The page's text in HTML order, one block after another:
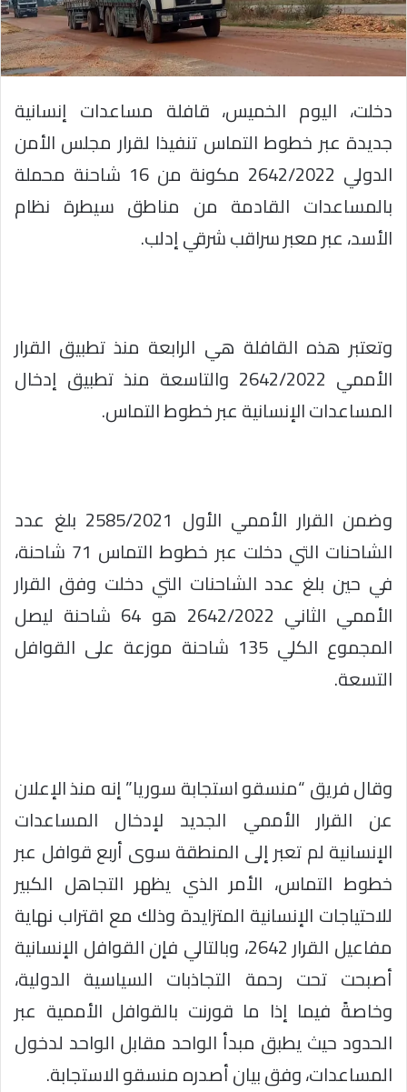
دخلت، اليوم الخميس، قافلة مساعدات إنسانية
جديدة عبر خطوط التماس تنفيذا لقرار مجلس الأمن
الدولي 2642/2022 مكونة من 16 شاحنة محملة
بالمساعدات القادمة من مناطق سيطرة نظام
الأسد، عبر معبر سراقب شرقي إدلب.
وتعتبر هذه القافلة هي الرابعة منذ تطبيق القرار
الأممي 2642/2022 والتاسعة منذ تطبيق إدخال
المساعدات الإنسانية عبر خطوط التماس.
وضمن القرار الأممي الأول 2585/2021 بلغ عدد
الشاحنات التي دخلت عبر خطوط التماس 71 شاحنة،
في حين بلغ عدد الشاحنات التي دخلت وفق القرار
الأممي الثاني 2642/2022 هو 64 شاحنة ليصل
المجموع الكلي 135 شاحنة موزعة على القوافل
التسعة.
وقال فريق “منسقو استجابة سوريا” إنه منذ الإعلان
عن القرار الأممي الجديد لإدخال المساعدات
الإنسانية لم تعبر إلى المنطقة سوى أربع قوافل عبر
خطوط التماس، الأمر الذي يظهر التجاهل الكبير
للاحتياجات الإنسانية المتزايدة وذلك مع اقتراب نهاية
مفاعيل القرار 2642، وبالتالي فإن القوافل الإنسانية
أصبحت تحت رحمة التجاذبات السياسية الدولية،
وخاصةً فيما إذا ما قورنت بالقوافل الأممية عبر
الحدود حيث يطبق مبدأ الواحد مقابل الواحد لدخول
المساعدات، وفق بيان أصدره منسقو الاستجابة.